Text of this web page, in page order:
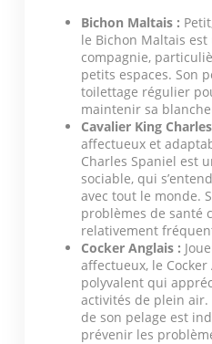
Bichon Maltais :
le Bichon Maltais
compagnie,
petits espaces. Son
toilettage régulier
maintenir sa
Cavalier King
affectueux et
Charles Spaniel est
sociable, qui
avec tout le monde.
problèmes de santé
relativement
Cocker Anglais :
affectueux, le
polyvalent qui
activités de plein
de son pelage est
prévenir les